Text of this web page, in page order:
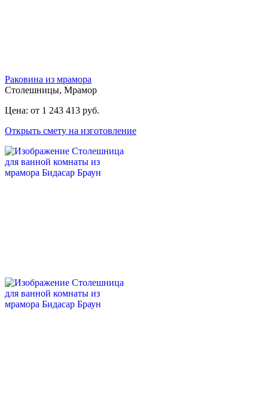
Раковина из мрамора
Столешницы, Мрамор
Цена: от 1 243 413 руб.
Открыть смету на изготовление